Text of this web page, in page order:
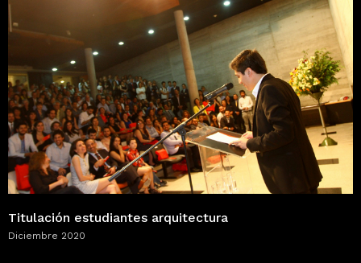
Titulación estudiantes arquitectura
Diciembre 2020